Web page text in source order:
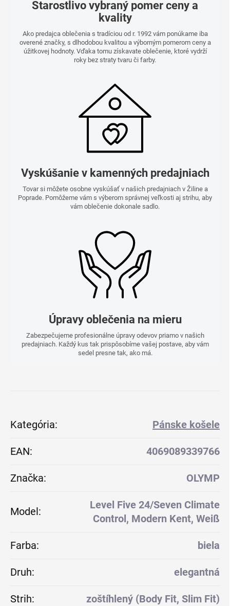
Starostlivo vybraný pomer ceny a
kvality
Ako predajca oblečenia s tradíciou od r. 1992 vám ponúkame iba
overené značky, s dlhodobou kvalitou a výborným pomerom ceny a
úžitkovej hodnoty. Vďaka tomu získavate oblečenie, ktoré vydrží
roky bez straty tvaru či farby.
Vyskúšanie v kamenných predajniach
Tovar si môžete osobne vyskúšať v našich predajniach v Žiline a
Poprade. Pomôžeme vám s výberom správnej veľkosti aj strihu, aby
vám oblečenie dokonale sadlo.
Úpravy oblečenia na mieru
Zabezpečujeme profesionálne úpravy odevov priamo v našich
predajniach. Každý kus tak prispôsobíme vašej postave, aby vám
sedel presne tak, ako má.
Kategória: Pánske košele
EAN: 4069089339766
Značka: OLYMP
Model:
Level Five 24/Seven Climate
Control, Modern Kent, Weiß
Farba: biela
Druh: elegantná
Strih: zoštíhlený (Body Fit, Slim Fit)